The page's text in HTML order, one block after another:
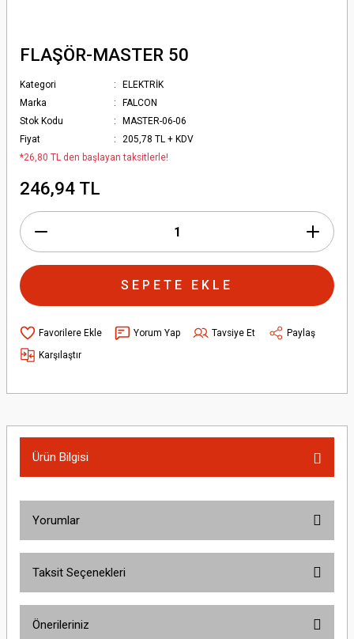
FLAŞÖR-MASTER 50
Kategori
ELEKTRİK
Marka
FALCON
Stok Kodu
MASTER-06-06
Fiyat
205,78 TL + KDV
*26,80 TL den başlayan taksitlerle!
246,94 TL
SEPETE EKLE
Yorum Yap Tavsiye Et
Paylaş
Karşılaştır
Ürün Bilgisi
Yorumlar
Taksit Seçenekleri
Önerileriniz